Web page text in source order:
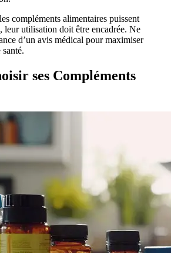
compléments alimentaires puissent
leur utilisation doit être encadrée. Ne
d’un avis médical pour maximiser
ses Compléments